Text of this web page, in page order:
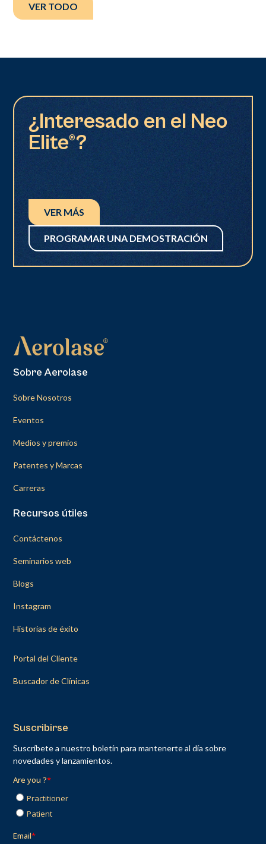
VER TODO
¿Interesado en el Neo
Elite®?
VER MÁS
PROGRAMAR UNA DEMOSTRACIÓN
Sobre Aerolase
Sobre Nosotros
Eventos
Medios y premios
Patentes y Marcas
Carreras
Recursos útiles
Contáctenos
Seminarios web
Blogs
Instagram
Historias de éxito
Portal del Cliente
Buscador de Clínicas
Suscribirse
Suscríbete a nuestro boletín para mantenerte al día sobre
novedades y lanzamientos.